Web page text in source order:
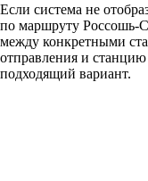
Если система не
по маршруту Россошь-
между конкретными
отправления и
подходящий вариант.